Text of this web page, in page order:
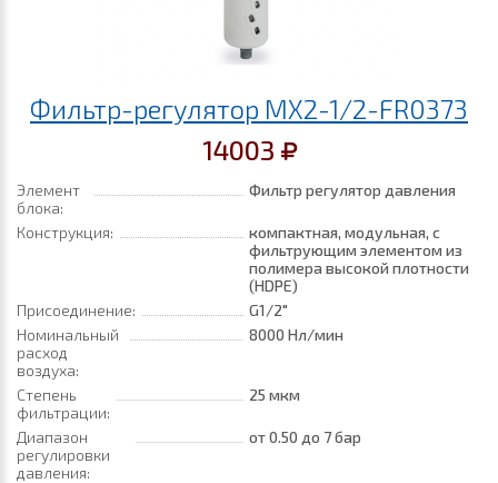
Фильтр-регулятор MX2-1/2-FR0373
14003
Элемент
блока:
Фильтр регулятор давления
Конструкция:
компактная, модульная, с
фильтрующим элементом из
полимера высокой плотности
(HDPE)
Присоединение:
G1/2"
Номинальный
расход
воздуха:
8000 Нл/мин
Степень
фильтрации:
25 мкм
Диапазон
регулировки
давления:
от 0.50 до 7 бар